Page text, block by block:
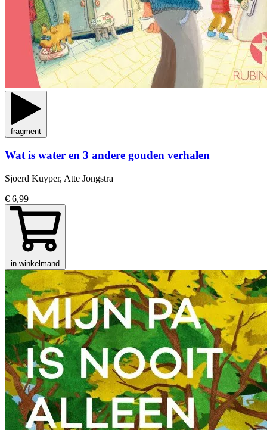
fragment
Wat is water en 3 andere gouden verhalen
Sjoerd Kuyper, Atte Jongstra
€ 6,99
in winkelmand